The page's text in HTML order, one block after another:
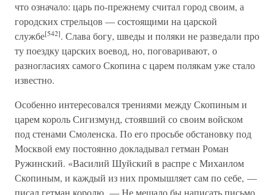
что означало: царь по-прежнему считал город своим, а
городских стрельцов — состоящими на царской
службе[542]. Слава богу, шведы и поляки не разведали про
ту поездку царских воевод, но, поговаривают, о
разногласиях самого Скопина с царем полякам уже стало
известно.
Особенно интересовался трениями между Скопиным и
царем король Сигизмунд, стоявший со своим войском
под стенами Смоленска. По его просьбе обстановку под
Москвой ему постоянно докладывал гетман Роман
Ружинский. «Василий Шуйский в распре с Михаилом
Скопиным, и каждый из них промышляет сам по себе, —
писал гетман королю. — Не мешало бы написать письмо